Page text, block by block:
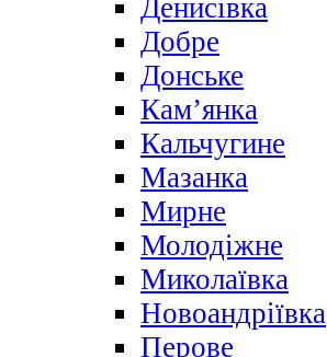
Денисівка
Добре
Донське
Кам’янка
Кальчугине
Мазанка
Мирне
Молодіжне
Миколаївка
Новоандріївка
Перове